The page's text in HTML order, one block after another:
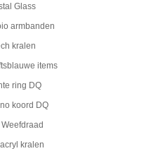
Glass
armbanden
kralen
items
ring DQ
koord DQ
Weefdraad
kralen